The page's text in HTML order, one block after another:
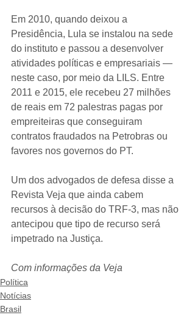
Em 2010, quando deixou a
Presidência, Lula se instalou na sede
do instituto e passou a desenvolver
atividades políticas e empresariais —
neste caso, por meio da LILS. Entre
2011 e 2015, ele recebeu 27 milhões
de reais em 72 palestras pagas por
empreiteiras que conseguiram
contratos fraudados na Petrobras ou
favores nos governos do PT.
Um dos advogados de defesa disse a
Revista Veja que ainda cabem
recursos à decisão do TRF-3, mas não
antecipou que tipo de recurso será
impetrado na Justiça.
Com informações da Veja
Política
Notícias
Brasil